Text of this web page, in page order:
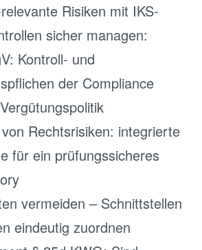
Risiken mit IKS-
sicher managen:
Kontroll- und
der Compliance
Rechtsrisiken: integrierte
für ein prüfungssicheres
vermeiden – Schnittstellen
eindeutig zuordnen